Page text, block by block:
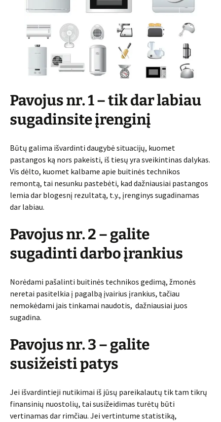
Pavojus nr. 1 – tik dar labiau
sugadinsite įrenginį
Būtų galima išvardinti daugybė situacijų, kuomet
pastangos ką nors pakeisti, iš tiesų yra sveikintinas dalykas.
Vis dėlto, kuomet kalbame apie buitinės technikos
remontą, tai nesunku pastebėti, kad dažniausiai pastangos
lemia dar blogesnį rezultatą, t.y., įrenginys sugadinamas
dar labiau.
Pavojus nr. 2 – galite
sugadinti darbo įrankius
Norėdami pašalinti buitinės technikos gedimą, žmonės
neretai pasitelkia į pagalbą įvairius įrankius, tačiau
nemokėdami jais tinkamai naudotis, dažniausiai juos
sugadina.
Pavojus nr. 3 – galite
susižeisti patys
Jei išvardintieji nutikimai iš jūsų pareikalautų tik tam tikrų
finansinių nuostolių, tai susižeidimas turėtų būti
vertinamas dar rimčiau. Jei vertintume statistiką,